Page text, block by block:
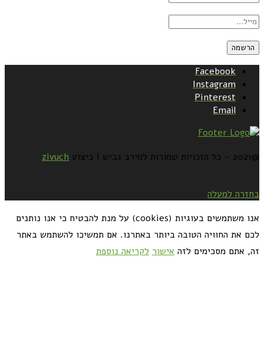
Facebook
Instagram
Pinterest
Email
@2021 - כל הזכויות שמורות למירב גביש | ביצוע zivuch
בחזרה למעלה
אנו משתמשים בעוגיות (cookies) על מנת להבטיח כי אנו נותנים
לכם את החוויה הטובה ביותר באתרנו. אם תמשיכו להשתמש באתר
זה, אתם מסכימים לזה אישור לקריאה נוספת